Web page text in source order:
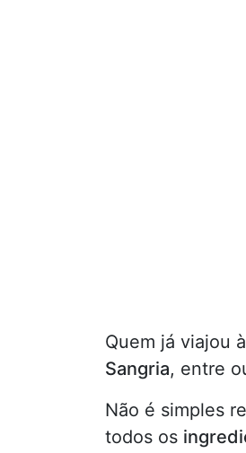
Quem já viajou à
Sangria, entre
Não é simples
todos os